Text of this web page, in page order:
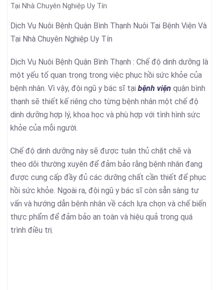
Tại Nhà Chuyên Nghiệp Uy Tín
Dịch Vụ Nuôi Bệnh Quận Bình Thạnh Nuôi Tại Bệnh Viện Và
Tại Nhà Chuyên Nghiệp Uy Tín
Dịch Vụ Nuôi Bệnh Quận Bình Thạnh : Chế độ dinh dưỡng là
một yếu tố quan trọng trong việc phục hồi sức khỏe của
bệnh nhân. Vì vậy, đội ngũ y bác sĩ tại bệnh viện quận bình
thạnh sẽ thiết kế riêng cho từng bệnh nhân một chế độ
dinh dưỡng hợp lý, khoa học và phù hợp với tình hình sức
khỏe của mỗi người.
Chế độ dinh dưỡng này sẽ được tuân thủ chặt chẽ và
theo dõi thường xuyên để đảm bảo rằng bệnh nhân đang
được cung cấp đầy đủ các dưỡng chất cần thiết để phục
hồi sức khỏe. Ngoài ra, đội ngũ y bác sĩ còn sẵn sàng tư
vấn và hướng dẫn bệnh nhân về cách lựa chọn và chế biến
thực phẩm để đảm bảo an toàn và hiệu quả trong quá
trình điều trị.